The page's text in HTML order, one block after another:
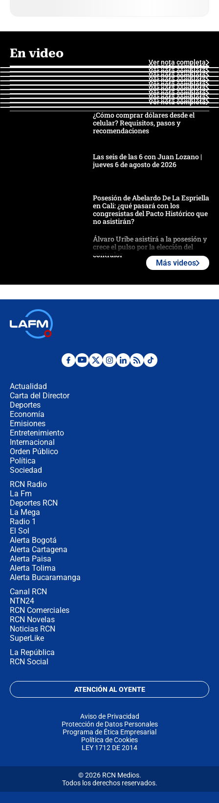
En video
Ver nota completa
Ver nota completa
Ver nota completa
Ver nota completa
Ver nota completa
Ver nota completa
Ver nota completa
Ver nota completa
Ver nota completa
Ver nota completa
¿Cómo comprar dólares desde el
celular? Requisitos, pasos y
recomendaciones
Las seis de las 6 con Juan Lozano |
jueves 6 de agosto de 2026
Posesión de Abelardo De La Espriella
en Cali: ¿qué pasará con los
congresistas del Pacto Histórico que
no asistirán?
Álvaro Uribe asistirá a la posesión y
crece el pulso por la elección del
contralor
Estratega de Abelardo de la Espriella
Más videos
Actualidad
Carta del Director
Deportes
Economía
Emisiones
Entretenimiento
Internacional
Orden Público
Política
Sociedad
RCN Radio
La Fm
Deportes RCN
La Mega
Radio 1
El Sol
Alerta Bogotá
Alerta Cartagena
Alerta Paisa
Alerta Tolima
Alerta Bucaramanga
Canal RCN
NTN24
RCN Comerciales
RCN Novelas
Noticias RCN
SuperLike
La República
RCN Social
ATENCIÓN AL OYENTE
Aviso de Privacidad
Protección de Datos Personales
Programa de Ética Empresarial
Política de Cookies
LEY 1712 DE 2014
© 2026 RCN Medios.
Todos los derechos reservados.